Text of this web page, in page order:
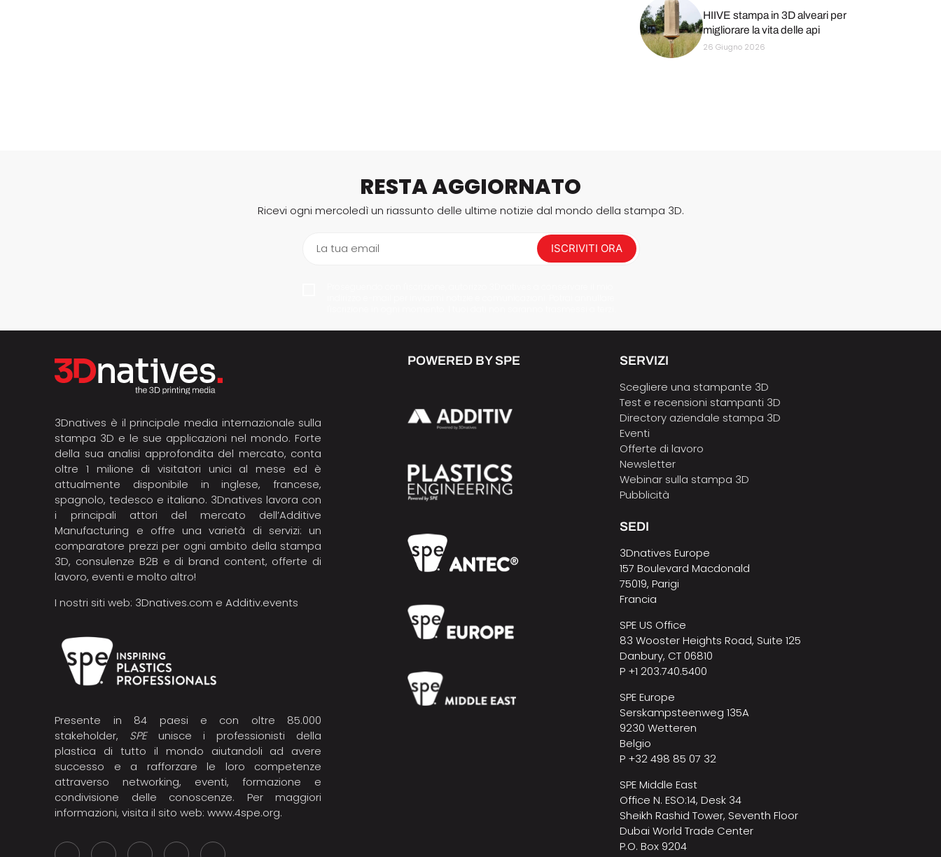
HIIVE stampa in 3D alveari per
migliorare la vita delle api
26 Giugno 2026
RESTA AGGIORNATO
Ricevi ogni mercoledì un riassunto delle ultime notizie dal mondo della stampa 3D.
La tua email ISCRIVITI ORA
3Dnatives è il principale media internazionale sulla
stampa 3D e le sue applicazioni nel mondo. Forte
della sua analisi approfondita del mercato, conta
oltre 1 milione di visitatori unici al mese ed è
attualmente disponibile in inglese, francese,
spagnolo, tedesco e italiano. 3Dnatives lavora con
i principali attori del mercato dell’Additive
Manufacturing e offre una varietà di servizi: un
comparatore prezzi per ogni ambito della stampa
3D, consulenze B2B e di brand content, offerte di
lavoro, eventi e molto altro!
I nostri siti web: 3Dnatives.com eAdditiv.events
Presente in 84 paesi e con oltre 85.000
stakeholder, SPEunisce i professionisti della
plastica di tutto il mondo aiutandoli ad avere
successo e a rafforzare le loro competenze
attraverso networking, eventi, formazione e
condivisione delle conoscenze. Per maggiori
informazioni, visita il sito web:www.4spe.org.
POWERED BY SPE SERVIZI
Scegliere una stampante 3D
Test e recensioni stampanti 3D
Directory aziendale stampa 3D
Eventi
Offerte di lavoro
Newsletter
Webinar sulla stampa 3D
Pubblicità
SEDI
3Dnatives Europe
157 Boulevard Macdonald
75019, Parigi
Francia
SPE US Office
83 Wooster Heights Road, Suite 125
Danbury, CT 06810
P +1 203.740.5400
SPE Europe
Serskampsteenweg 135A
9230 Wetteren
Belgio
P +32 498 85 07 32
SPE Middle East
Office N. ESO:14, Desk 34
Sheikh Rashid Tower, Seventh Floor
Dubai World Trade Center
P.O. Box 9204